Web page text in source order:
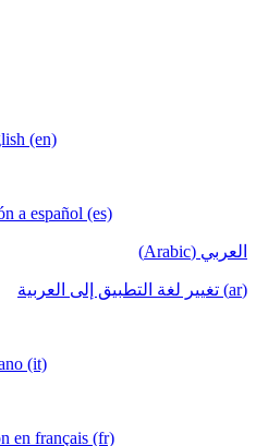
(en)
a español (es)
العربي (Arabic)
(ar) تغيير لغة التطبيق إلى العربية
(it)
en français (fr)